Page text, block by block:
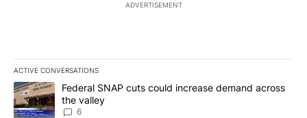
ADVERTISEMENT
ACTIVE CONVERSATIONS
The following is a list of the most commented articles in the last
A trending article titled "Federal SNAP cuts could increase
Federal SNAP cuts could increase demand across
the valley
6